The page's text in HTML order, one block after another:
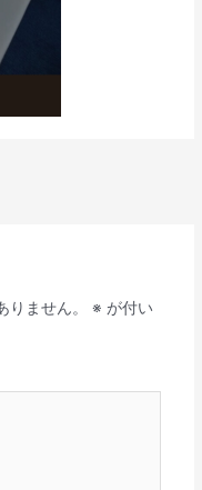
ません。 ※ が付い